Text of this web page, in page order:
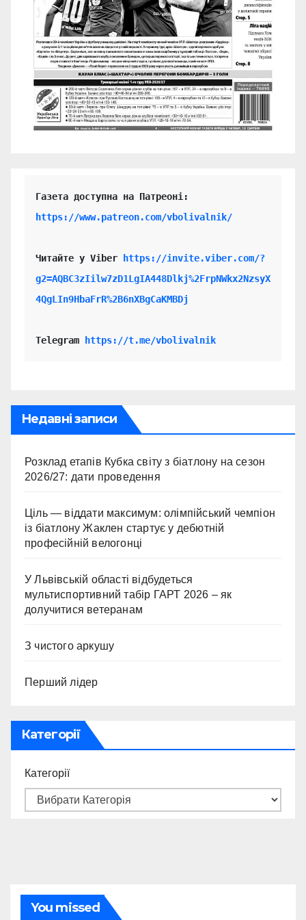
https://www.patreon.com/vbolivalnik/
Читайте у Viber
https://invite.viber.com/?
g2=AQBC3zIilw7zD1LgIA448Dlkj%2FrpNWkx2NzsyX
4QgLIn9HbaFrR%2B6nXBgCaKMBDj
Telegram https://t.me/vbolivalnik
Недавні записи
Розклад етапів Кубка світу з біатлону на сезон
2026/27: дати проведення
Ціль — віддати максимум: олімпійський чемпіон
із біатлону Жаклен стартує у дебютній
професійній велогонці
У Львівській області відбудеться
мультиспортивний табір ГАРТ 2026 – як
долучитися ветеранам
З чистого аркушу
Перший лідер
Категорії
Категорії
You missed